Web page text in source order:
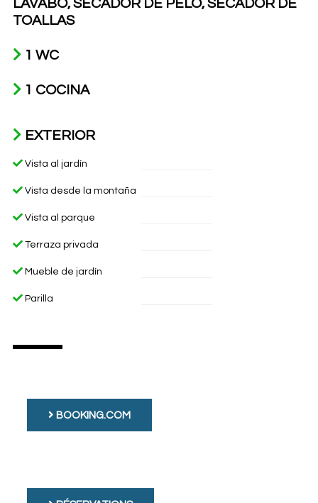
LAVABO, SECADOR DE PELO, SECADOR DE
TOALLAS
1 WC
1 COCINA
EXTERIOR
Vista al jardín
Vista desde la montaña
Vista al parque
Terraza privada
Mueble de jardín
Parilla
BOOKING.COM